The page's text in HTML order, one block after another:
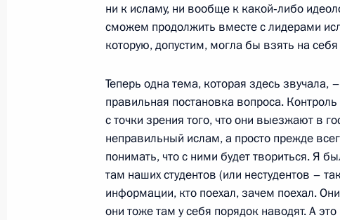
Рабочая встреча с губернатором
Николаем Виноградовым
30 августа 2009 года, воскресенье
Разговор с Дмитрием Медведевым.
программы «Вести недели» Евгения
30 августа 2009 года, 12:00
ни к исламу, ни вообще к какой‑либо
сможем продолжить вместе с лидерами
которую, допустим, могла бы взять на
Теперь одна тема, которая здесь
правильная постановка вопроса.
с точки зрения того, что они выезжают в
неправильный ислам, а просто прежде
понимать, что с ними будет твориться. Я
там наших студентов (или нестудентов –
информации, кто поехал, зачем поехал.
они тоже там у себя порядок наводят. А